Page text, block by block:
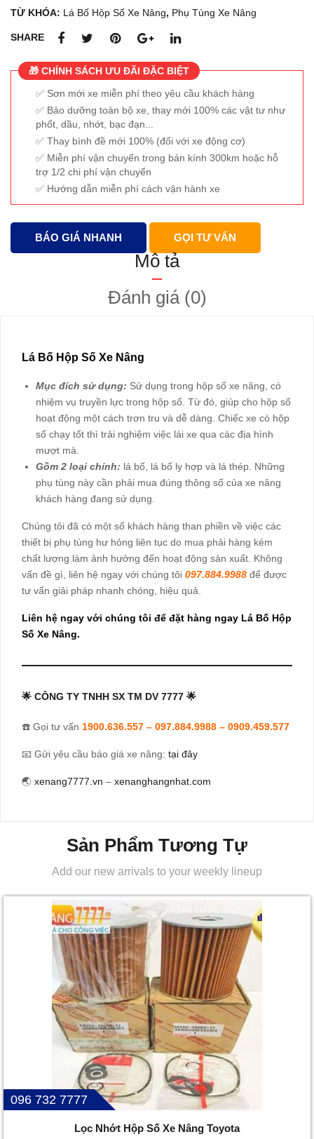
số
TỪ KHÓA: Lá Bố Hộp Số Xe Nâng, Phụ Tùng Xe Nâng
SHARE
🎁 CHÍNH SÁCH ƯU ĐÃI ĐẶC BIỆT
Sơn mới xe miễn phí theo yêu cầu khách hàng
Bảo dưỡng toàn bộ xe, thay mới 100% các vật tư như
phốt, dầu, nhớt, bạc đạn...
Thay bình đề mới 100% (đối với xe động cơ)
Miễn phí vận chuyển trong bán kính 300km hoặc hỗ
trợ 1/2 chi phí vận chuyển
Hướng dẫn miễn phí cách vận hành xe
BÁO GIÁ NHANH GỌI TƯ VẤN
Mô tả
Đánh giá (0)
Lá Bố Hộp Số Xe Nâng
Mục đích sử dụng: Sử dụng trong hộp số xe nâng, có
nhiệm vụ truyền lực trong hộp số. Từ đó, giúp cho hộp số
hoạt động một cách trơn tru và dễ dàng. Chiếc xe có hộp
số chạy tốt thì trải nghiệm việc lái xe qua các địa hình
mượt mà.
Gồm 2 loại chính: lá bố, lá bố ly hợp và lá thép. Những
phụ tùng này cần phải mua đúng thông số của xe nâng
khách hàng đang sử dụng.
Chúng tôi đã có một số khách hàng than phiền về việc các
thiết bị phụ tùng hư hỏng liên tục do mua phải hàng kém
chất lượng làm ảnh hưởng đến hoạt động sản xuất. Không
vấn đề gì, liên hệ ngay với chúng tôi 097.884.9988 để được
tư vấn giải pháp nhanh chóng, hiệu quả.
Liên hệ ngay với chúng tôi để đặt hàng ngay Lá Bố Hộp
Số Xe Nâng.
🌟 CÔNG TY TNHH SX TM DV 7777 🌟
☎️ Gọi tư vấn 1900.636.557 – 097.884.9988 – 0909.459.577
📧 Gửi yêu cầu báo giá xe nâng: tại đây
🌏 xenang7777.vn – xenanghangnhat.com
Sản Phẩm Tương Tự
Add our new arrivals to your weekly lineup
096 732 7777
Lọc Nhớt Hộp Số Xe Nâng Toyota